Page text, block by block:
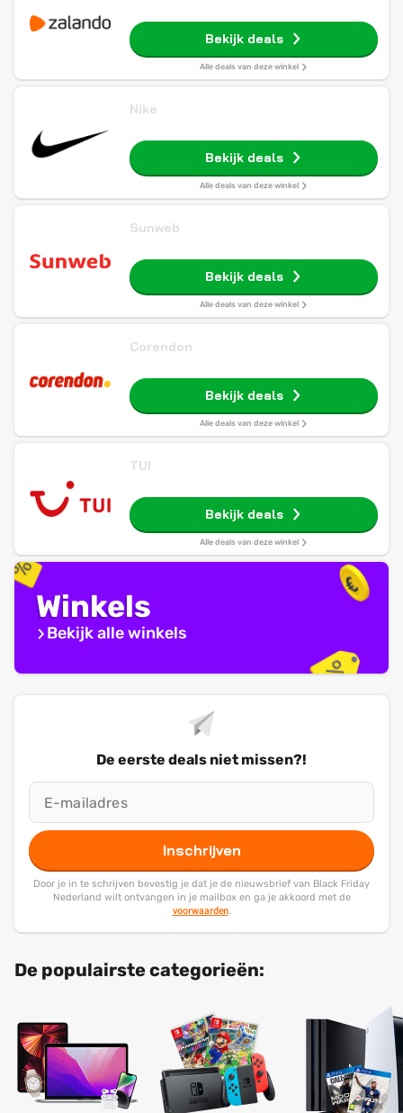
Bekijk deals
Alle deals van deze winkel
Nike
Bekijk deals
Alle deals van deze winkel
Sunweb
Bekijk deals
Alle deals van deze winkel
Corendon
Bekijk deals
Alle deals van deze winkel
TUI
Bekijk deals
Alle deals van deze winkel
Winkels
Bekijk alle winkels
De eerste deals niet missen?!
Inschrijven
Door je in te schrijven bevestig je dat je de nieuwsbrief van Black Friday
Nederland wilt ontvangen in je mailbox en ga je akkoord met de
voorwaarden.
De populairste categorieën: